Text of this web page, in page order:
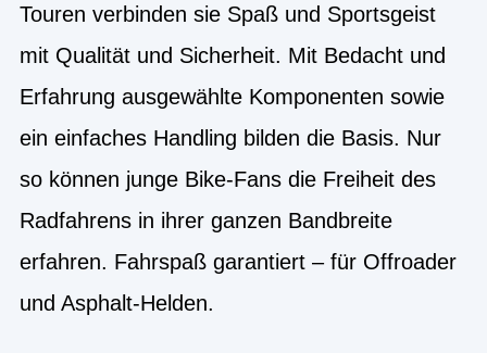
Touren verbinden sie Spaß und Sportsgeist
mit Qualität und Sicherheit. Mit Bedacht und
Erfahrung ausgewählte Komponenten sowie
ein einfaches Handling bilden die Basis. Nur
so können junge Bike-Fans die Freiheit des
Radfahrens in ihrer ganzen Bandbreite
erfahren. Fahrspaß garantiert – für Offroader
und Asphalt-Helden.